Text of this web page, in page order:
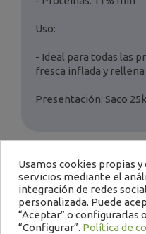
Uso:
- Ideal para todas las
fresca inflada y rellena
Presentación: Saco
Usamos cookies propias
servicios mediante el
integración de redes
personalizada. Puede
“Aceptar” o configurarlas
“Configurar”. Política de